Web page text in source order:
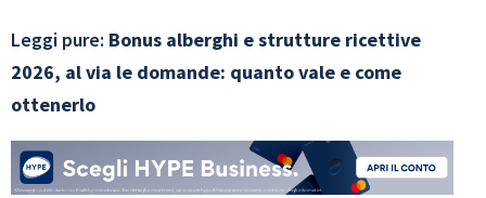
Leggi pure: Bonus alberghi e strutture ricettive
2026, al via le domande: quanto vale e come
ottenerlo